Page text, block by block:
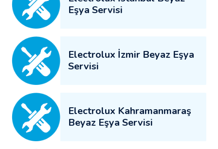
Eşya Servisi
Electrolux İzmir Beyaz Eşya
Servisi
Electrolux Kahramanmaraş
Beyaz Eşya Servisi